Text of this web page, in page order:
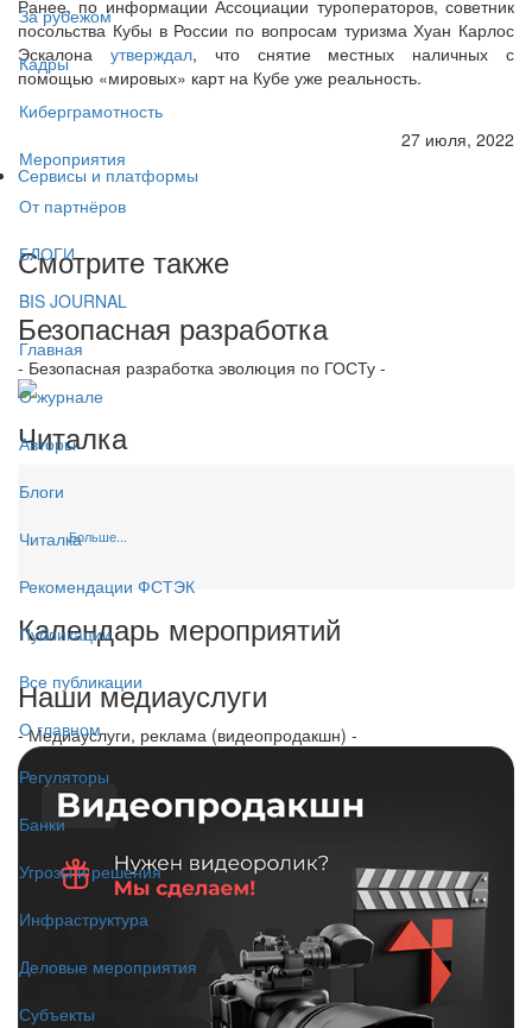
За рубежом
Кадры
Киберграмотность
Мероприятия
От партнёров
БЛОГИ
BIS JOURNAL
Главная
О журнале
Авторы
Блоги
Читалка
Рекомендации ФСТЭК
Публикации
Все публикации
О главном
Регуляторы
Банки
Угрозы и решения
Инфраструктура
Деловые мероприятия
Субъекты
Ранее, по информации Ассоциации туроператоров, советник
посольства Кубы в России по вопросам туризма Хуан Карлос
Эскалона утверждал, что снятие местных наличных с
помощью «мировых» карт на Кубе уже реальность.
27 июля, 2022
Сервисы и платформы
Смотрите также
Безопасная разработка
- Безопасная разработка эволюция по ГОСТу -
Читалка
Больше...
Календарь мероприятий
Наши медиауслуги
- Медиауслуги, реклама (видеопродакшн) -